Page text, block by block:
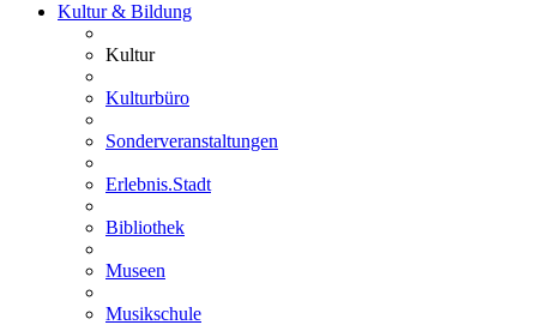
Kultur & Bildung
Kultur
Kulturbüro
Sonderveranstaltungen
Erlebnis.Stadt
Bibliothek
Museen
Musikschule